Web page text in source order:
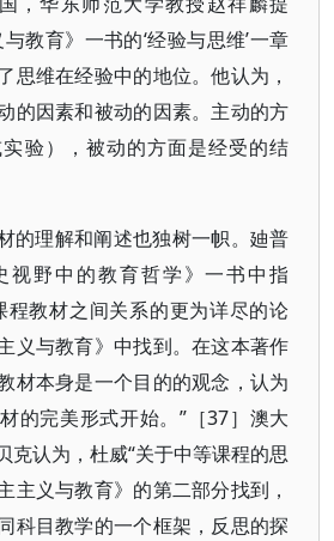
教育》一书的‘经验与思维’一章
思维在经验中的地位。他认为，
的因素和被动的因素。主动的方
验），被动的方面是经受的结
的理解和阐述也独树一帜。廸普
视野中的教育哲学》一书中指
程教材之间关系的更为详尽的论
义与教育》中找到。在这本著作
材本身是一个目的的观念，认为
的完美形式开始。”［37］澳大
克认为，杜威“关于中等课程的思
主义与教育》的第二部分找到，
科目教学的一个框架，反思的探